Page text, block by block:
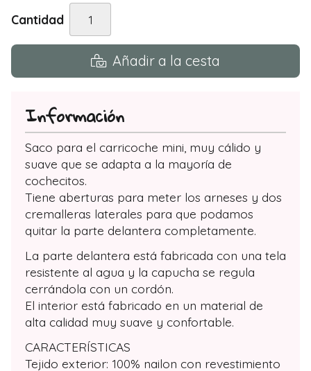
Cantidad
Añadir a la cesta
Información
Saco para el carricoche mini, muy cálido y
suave que se adapta a la mayoría de
cochecitos.
Tiene aberturas para meter los arneses y dos
cremalleras laterales para que podamos
quitar la parte delantera completamente.
La parte delantera está fabricada con una tela
resistente al agua y la capucha se regula
cerrándola con un cordón.
El interior está fabricado en un material de
alta calidad muy suave y confortable.
CARACTERÍSTICAS
Tejido exterior: 100% nailon con revestimiento